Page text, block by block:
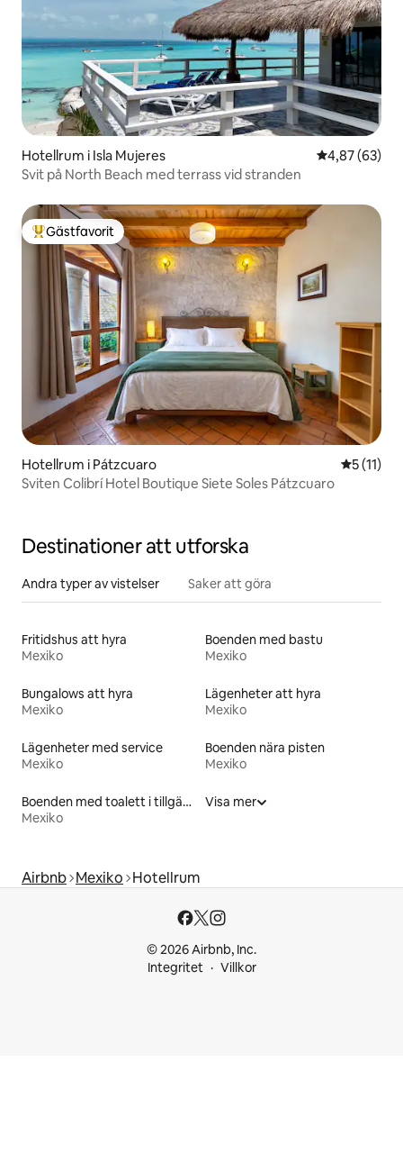
Hotellrum i Isla Mujeres 4,87 av 5 i
4,87 (63)
Svit på North Beach med terrass vid stranden
Populär gästfavorit
Gästfavorit
Hotellrum i Pátzcuaro 5 av 5 i
5 (11)
Sviten Colibrí Hotel Boutique Siete Soles Pátzcuaro
Destinationer att utforska
Andra typer av vistelser Saker att göra
Fritidshus att hyra
Mexiko
Boenden med bastu
Mexiko
Bungalows att hyra
Mexiko
Lägenheter att hyra
Mexiko
Lägenheter med service
Mexiko
Boenden nära pisten
Mexiko
Boenden med toalett i tillgänglighetsanpassad höjd
Mexiko
Visa mer
Airbnb Mexiko Hotellrum
© 2026 Airbnb, Inc.
Integritet
Villkor